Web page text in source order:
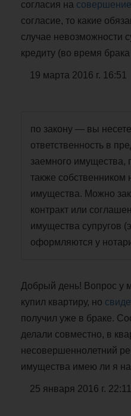
согласия на
согласие, то какие
случае невозможности
кредиту (во время
19 марта 2016 г. 16:51
по закону — вы
ответственность в
заемного имущества,
также собственником
имущества. Можно
контракт или
имущества супругов
оформляются у
Добрый день! Вопрос у
купил квартиру, но
получил уже в браке.
делали совместно, в
несовершеннолетний
имущества имею ли я
25 января 2016 г. 22:11